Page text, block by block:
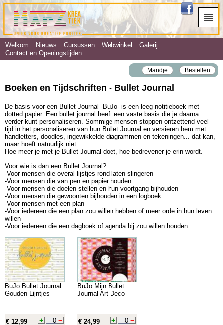
Welkom Nieuws Cursussen Webwinkel
Galerij
Contact en Openingstijden
Mandje Bestellen
Boeken en Tijdschriften - Bullet Journal
De basis voor een Bullet Journal -BuJo- is een leeg notitieboek met
dotted papier. Een bullet journal heeft een vaste basis die je daarna
verder kunt personaliseren. Sommige mensen stoppen ontzettend veel
tijd in het personaliseren van hun Bullet Journal en versieren hem met
handletters, doodles, ingewikkelde diagrammen en tekeningen... dat kan,
maar hoeft natuurlijk niet.
Hoe meer je met je Bullet Journal doet, hoe bedrevener je erin wordt.
Voor wie is dan een Bullet Journal?
-Voor mensen die overal lijstjes rond laten slingeren
-Voor mensen die van pen en papier houden
-Voor mensen die doelen stellen en hun voortgang bijhouden
-Voor mensen die gewoonten bijhouden in een logboek
-Voor mensen met een plan
-Voor iedereen die een plan zou willen hebben of meer orde in hun leven
willen
-Voor iedereen die een dagboek of agenda bij zou willen houden
BuJo Bullet Journal
Gouden Lijntjes
€ 12,99
BuJo Mijn Bullet
Journal Art Deco
€ 24,99